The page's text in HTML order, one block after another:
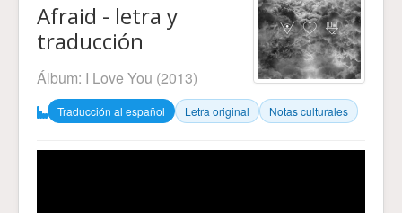
Afraid - letra y
traducción
Álbum: I Love You (2013)
Traducción al español Letra original Notas culturales